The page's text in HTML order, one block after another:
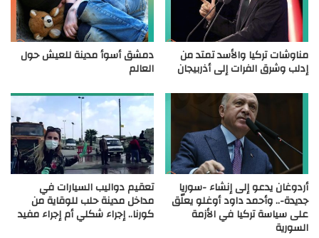
مناوشات تركيا والأسد تمتد من
إدلب وشرق الفرات إلى أذربيجان
دمشق أسوأ مدينة للعيش حول
العالم
أردوغان يدعو إلى إنشاء -سوريا
جديدة-.. وأحمد داود أوغلو يعلّق
على سياسة تركيا في الأزمة
السورية
تعقيم دواليب السيارات في
مداخل مدينة حلب للوقاية من
كورنا.. إجراء شكلي أم إجراء مفيد